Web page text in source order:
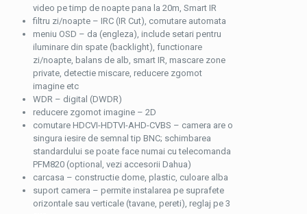
video pe timp de noapte pana la 20m, Smart IR
filtru zi/noapte – IRC (IR Cut), comutare automata
meniu OSD – da (engleza), include setari pentru
iluminare din spate (backlight), functionare
zi/noapte, balans de alb, smart IR, mascare zone
private, detectie miscare, reducere zgomot
imagine etc
WDR – digital (DWDR)
reducere zgomot imagine – 2D
comutare HDCVI-HDTVI-AHD-CVBS – camera are o
singura iesire de semnal tip BNC; schimbarea
standardului se poate face numai cu telecomanda
PFM820 (optional, vezi accesorii Dahua)
carcasa – constructie dome, plastic, culoare alba
suport camera – permite instalarea pe suprafete
orizontale sau verticale (tavane, pereti), reglaj pe 3